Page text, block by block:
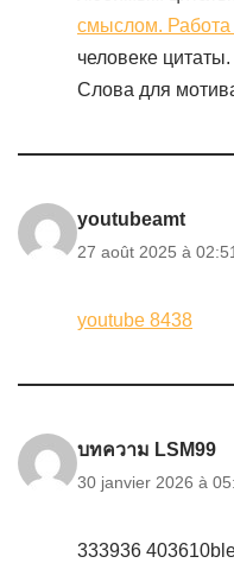
смыслом. Работа
человеке
Слова для
youtubeamt
27 août 2025 à 02:51
youtube 8438
บทความ LSM99
30 janvier 2026 à
333936